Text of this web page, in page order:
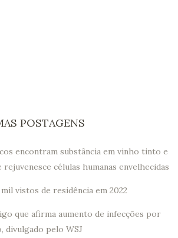
POSTAGENS
encontram substância em vinho tinto e
células humanas envelhecidas
vistos de residência em 2022
que afirma aumento de infecções por
divulgado pelo WSJ